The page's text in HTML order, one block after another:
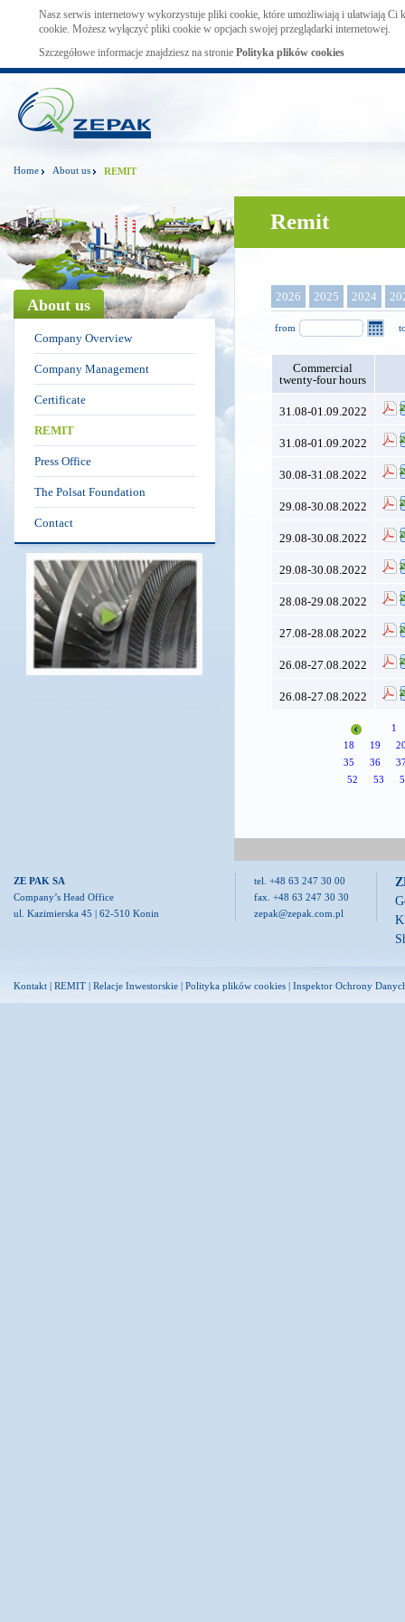
Nasz serwis internetowy wykorzystuje pliki cookie, które umożliwiają i ułatwiają Ci
cookie. Możesz wyłączyć pliki cookie w opcjach swojej przeglądarki internetowej.
Szczegółowe informacje znajdziesz na stronie Polityka plików cookies
Home About us REMIT
About us
Company Overview
Company Management
Certificate
REMIT
Press Office
The Polsat Foundation
Contact
Remit
2026 2025 2024
from
Commercial
twenty-four hours
31.08-01.09.2022
31.08-01.09.2022
30.08-31.08.2022
29.08-30.08.2022
29.08-30.08.2022
29.08-30.08.2022
28.08-29.08.2022
27.08-28.08.2022
26.08-27.08.2022
26.08-27.08.2022
1
18
19
35
36
52
53
ZE PAK SA
Company’s Head Office
ul. Kazimierska 45 | 62-510 Konin
tel. +48 63 247 30 00
fax. +48 63 247 30 30
zepak@zepak.com.pl
Kontakt | REMIT | Relacje Inwestorskie | Polityka plików cookies | Inspektor Ochrony